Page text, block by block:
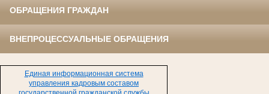
ОБРАЩЕНИЯ ГРАЖДАН
ВНЕПРОЦЕССУАЛЬНЫЕ ОБРАЩЕНИЯ
Единая информационная система
управления кадровым составом